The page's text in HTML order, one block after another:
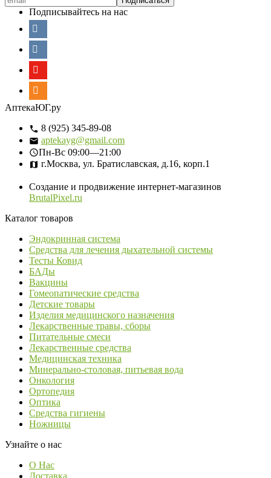
Подписывайтесь на нас
АптекаЮГ.ру
8 (925) 345-89-08
aptekayg@gmail.com
Пн-Вс 09:00—21:00
г.Москва, ул. Братиславская, д.16, корп.1
Создание и продвижение интернет-магазинов
BrutalPixel.ru
Каталог товаров
Эндокринная система
Средства для лечения дыхательной системы
Тесты Ковид
БАДы
Вакцины
Гомеопатические средства
Детские товары
Изделия медицинского назначения
Лекарственные травы, сборы
Питательные смеси
Лекарственные средства
Медицинская техника
Минерально-столовая, питьевая вода
Онкология
Ортопедия
Оптика
Средства гигиены
Ножницы
Узнайте о нас
О Нас